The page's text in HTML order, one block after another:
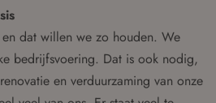
dat willen we zo houden. We
bedrijfsvoering. Dat is ook nodig,
en verduurzaming van onze